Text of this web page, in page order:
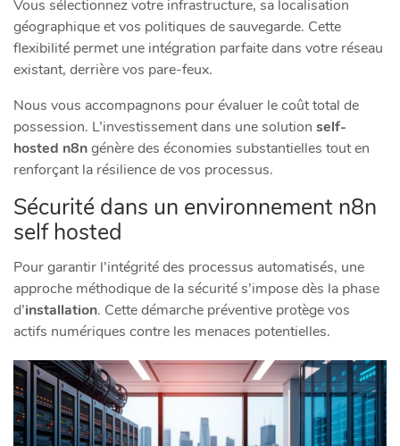
Vous sélectionnez votre infrastructure, sa localisation
géographique et vos politiques de sauvegarde. Cette
flexibilité permet une intégration parfaite dans votre réseau
existant, derrière vos pare-feux.
Nous vous accompagnons pour évaluer le coût total de
possession. L’investissement dans une solution self-
hosted n8ngénère des économies substantielles tout en
renforçant la résilience de vos processus.
Sécurité dans un environnement n8n
self hosted
Pour garantir l’intégrité des processus automatisés, une
approche méthodique de la sécurité s’impose dès la phase
d’installation. Cette démarche préventive protège vos
actifs numériques contre les menaces potentielles.